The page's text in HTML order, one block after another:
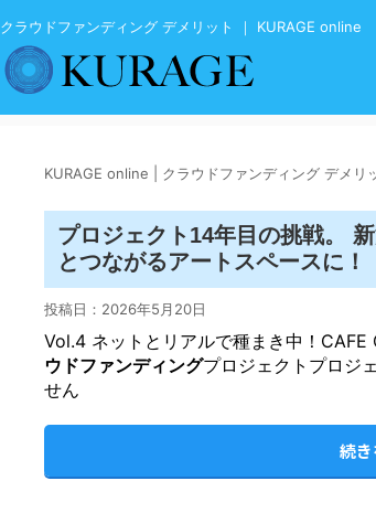
クラウドファンディング デメリット ｜ KURAGE online
KURAGE online | クラウドファンディング デメリ
プロジェクト14年目の挑戦。
とつながるアートスペースに！
投稿日： 2026年5月20日
Vol.4 ネットとリアルで種まき中！
ウドファンディングプロジェクトプロジ
せん
続